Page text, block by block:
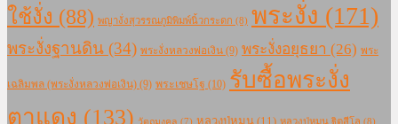
ใช้งั่ง (88) พญางั่งสุวรรณภูมิพิมพ์นิ้วกระดก (8) พระงั่ง (171)
พระงั่งฐานดิน (34) พระงั่งหลวงพ่อเงิน (9) พระงั่งอยุธยา (26) พระ
เฉลิมพล (พระงั่งหลวงพ่อเงิน) (9) พระเชษโฐ (10) รับซื้อพระงั่ง
ตาแดง (133) วัตถุมงคล (7) หลวงปู่หมุน (11) หลวงปู่หมุน ฐิตสีโล (8)